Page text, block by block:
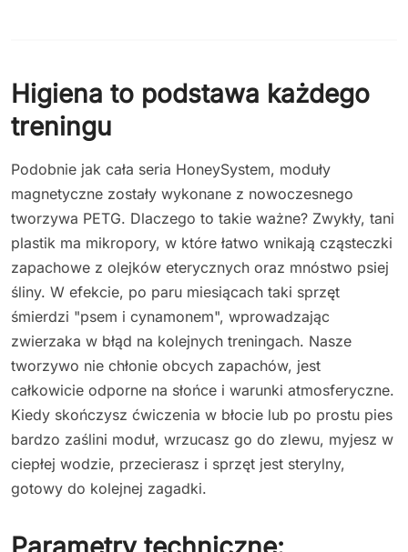
Higiena to podstawa każdego
treningu
Podobnie jak cała seria HoneySystem, moduły
magnetyczne zostały wykonane z nowoczesnego
tworzywa PETG. Dlaczego to takie ważne? Zwykły, tani
plastik ma mikropory, w które łatwo wnikają cząsteczki
zapachowe z olejków eterycznych oraz mnóstwo psiej
śliny. W efekcie, po paru miesiącach taki sprzęt
śmierdzi "psem i cynamonem", wprowadzając
zwierzaka w błąd na kolejnych treningach. Nasze
tworzywo nie chłonie obcych zapachów, jest
całkowicie odporne na słońce i warunki atmosferyczne.
Kiedy skończysz ćwiczenia w błocie lub po prostu pies
bardzo zaślini moduł, wrzucasz go do zlewu, myjesz w
ciepłej wodzie, przecierasz i sprzęt jest sterylny,
gotowy do kolejnej zagadki.